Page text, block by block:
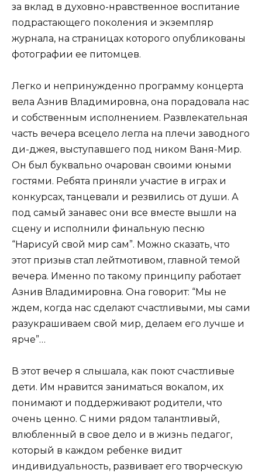
за вклад в духовно-нравственное воспитание
подрастающего поколения и экземпляр
журнала, на страницах которого опубликованы
фотографии ее питомцев.
Легко и непринужденно программу концерта
вела Азнив Владимировна, она порадовала нас
и собственным исполнением. Развлекательная
часть вечера всецело легла на плечи заводного
ди-джея, выступавшего под ником Ваня-Мир.
Он был буквально очарован своими юными
гостями. Ребята приняли участие в играх и
конкурсах, танцевали и резвились от души. А
под самый занавес они все вместе вышли на
сцену и исполнили финальную песню
“Нарисуй свой мир сам”. Можно сказать, что
этот призыв стал лейтмотивом, главной темой
вечера. Именно по такому принципу работает
Азнив Владимировна. Она говорит: “Мы не
ждем, когда нас сделают счастливыми, мы сами
разукрашиваем свой мир, делаем его лучше и
ярче”…
В этот вечер я слышала, как поют счастливые
дети. Им нравится заниматься вокалом, их
понимают и поддерживают родители, что
очень ценно. С ними рядом талантливый,
влюбленный в свое дело и в жизнь педагог,
который в каждом ребенке видит
индивидуальность, развивает его творческую